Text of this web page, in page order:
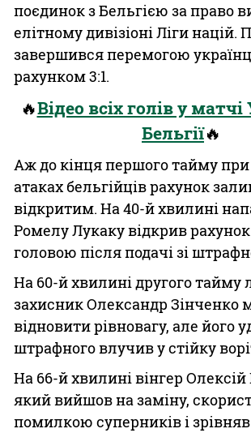
поєдинок з Бельгією за право
елітному дивізіоні Ліги націй.
завершився перемогою
рахунком 3:1.
🔥Відео всіх голів у
Бельгії🔥
Аж до кінця першого тайму
атаках бельгійців рахунок
відкритим. На 40-й хвилині
Ромелу Лукаку відкрив
головою після подачі зі
На 60-й хвилині другого тайму
захисник Олександр Зінченко
відновити рівновагу, але його
штрафного влучив у стійку
На 66-й хвилині вінгер Олексій
який вийшов на заміну,
помилкою суперників і